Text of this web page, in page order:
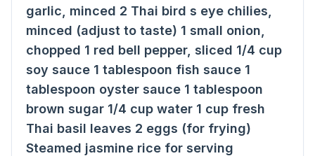
garlic, minced 2 Thai bird s eye chilies,
minced (adjust to taste) 1 small onion,
chopped 1 red bell pepper, sliced 1/4 cup
soy sauce 1 tablespoon fish sauce 1
tablespoon oyster sauce 1 tablespoon
brown sugar 1/4 cup water 1 cup fresh
Thai basil leaves 2 eggs (for frying)
Steamed jasmine rice for serving